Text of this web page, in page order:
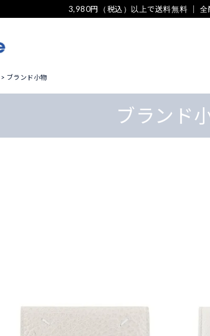
3,980円（税込）以上で送料無料 ｜
ブランド小物
ブランド